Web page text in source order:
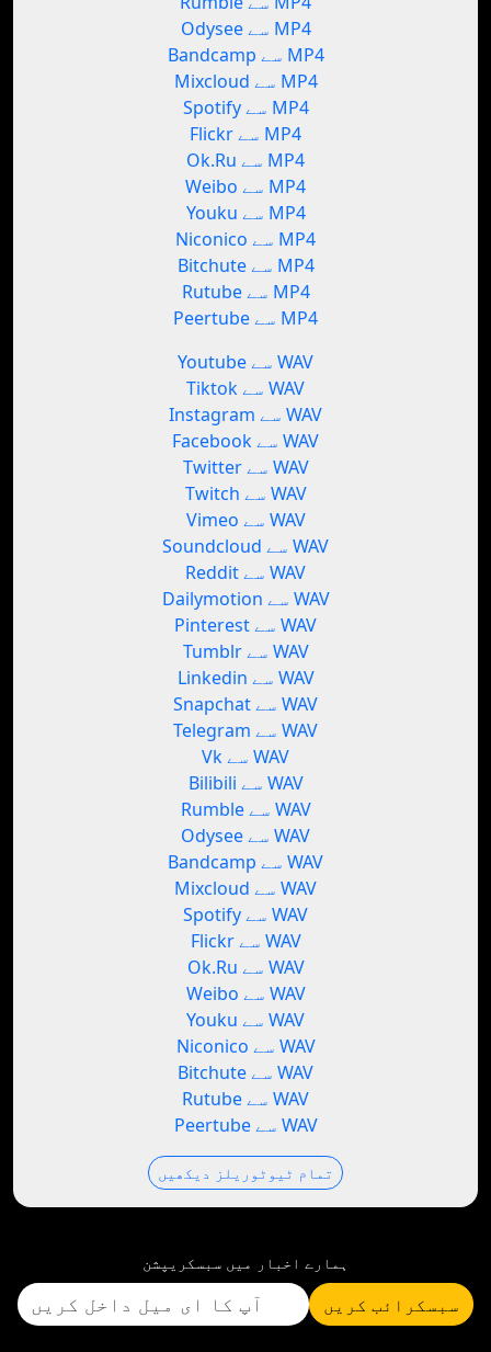
Odysee سے MP4
Bandcamp سے MP4
Mixcloud سے MP4
Spotify سے MP4
Flickr سے MP4
Ok.Ru سے MP4
Weibo سے MP4
Youku سے MP4
Niconico سے MP4
Bitchute سے MP4
Rutube سے MP4
Peertube سے MP4
Youtube سے WAV
Tiktok سے WAV
Instagram سے WAV
Facebook سے WAV
Twitter سے WAV
Twitch سے WAV
Vimeo سے WAV
Soundcloud سے WAV
Reddit سے WAV
Dailymotion سے WAV
Pinterest سے WAV
Tumblr سے WAV
Linkedin سے WAV
Snapchat سے WAV
Telegram سے WAV
Vk سے WAV
Bilibili سے WAV
Rumble سے WAV
Odysee سے WAV
Bandcamp سے WAV
Mixcloud سے WAV
Spotify سے WAV
Flickr سے WAV
Ok.Ru سے WAV
Weibo سے WAV
Youku سے WAV
Niconico سے WAV
Bitchute سے WAV
Rutube سے WAV
Peertube سے WAV
تمام ٹیوٹوریلز دیکھیں
ہمارے اخبار میں سبسکریپشن
سبسکرائب کریں